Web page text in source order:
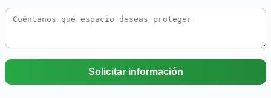
Solicitar información